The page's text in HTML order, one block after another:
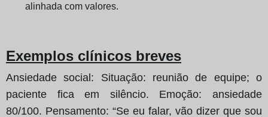
alinhada com valores.
Exemplos clínicos breves
Ansiedade social: Situação: reunião de equipe; o
paciente fica em silêncio. Emoção: ansiedade
80/100. Pensamento: “Se eu falar, vão dizer que sou